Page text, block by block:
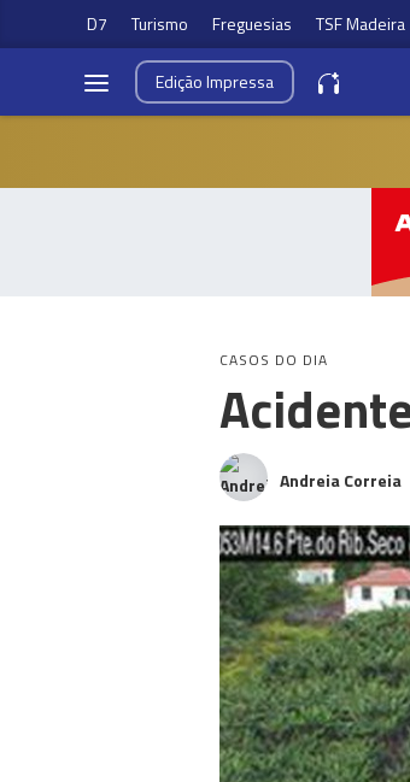
D7 Turismo Freguesias TSF Madeira
EdiçãoImpressa
CASOS DO DIA
Andreia Correia